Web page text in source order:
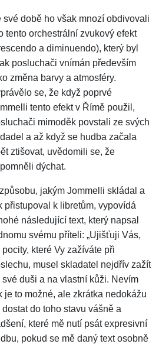
své době ho však mnozí obdivovali
tento orchestrální zvukový efekt
a diminuendo), který byl
posluchači vnímán především
změna barvy a atmosféry.
se, že když poprvé
tento efekt v Římě použil,
mimoděk povstali ze svých
a až když se hudba začala
ztišovat, uvědomili se, že
dýchat.
jakým Jommelli skládal a
přistupoval k libretům, vypovídá
následující text, který napsal
svému příteli: „Ujišťuji Vás,
pocity, které Vy zažíváte při
musel skladatel nejdřív zažít
své duši a na vlastní kůži. Nevím
je to možné, ale zkrátka nedokážu
dostat do toho stavu vášně a
které mě nutí psát expresivní
pokud se mě daný text osobně